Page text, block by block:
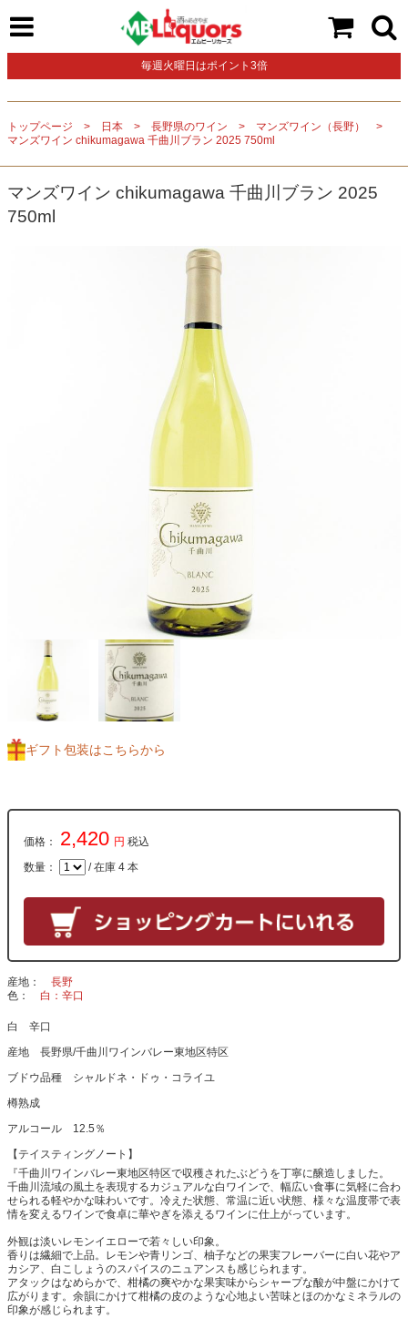
毎週火曜日はポイント3倍
トップページ 日本 長野県のワイン
マンズワイン（長野）
マンズワイン chikumagawa 千曲川ブラン 2025 750ml
マンズワイン chikumagawa 千曲川ブラン 2025
750ml
ギフト包装はこちらから
価格： 2,420 円 税込
数量： / 在庫 4 本
産地
長野
色
白：辛口
白 辛口
産地 長野県/千曲川ワインバレー東地区特区
ブドウ品種 シャルドネ・ドゥ・コライユ
樽熟成
アルコール 12.5％
【テイスティングノート】
『千曲川ワインバレー東地区特区で収穫されたぶどうを丁寧に醸造しました。
千曲川流域の風土を表現するカジュアルな白ワインで、幅広い食事に気軽に合わ
せられる軽やかな味わいです。冷えた状態、常温に近い状態、様々な温度帯で表
情を変えるワインで食卓に華やぎを添えるワインに仕上がっています。
外観は淡いレモンイエローで若々しい印象。
香りは繊細で上品。レモンや青リンゴ、柚子などの果実フレーバーに白い花やア
カシア、白こしょうのスパイスのニュアンスも感じられます。
アタックはなめらかで、柑橘の爽やかな果実味からシャープな酸が中盤にかけて
広がります。余韻にかけて柑橘の皮のような心地よい苦味とほのかなミネラルの
印象が感じられます。